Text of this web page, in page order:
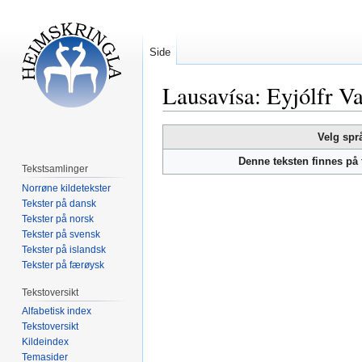
Lausavísa: Eyjólfr
til
til
Velg
Denne teksten finnes
Side
Tekstsamlinger
Norrøne kildetekster
Tekster på dansk
Tekster på norsk
Tekster på svensk
Tekster på islandsk
Tekster på færøysk
Tekstoversikt
Alfabetisk index
Tekstoversikt
Kildeindex
Temasider